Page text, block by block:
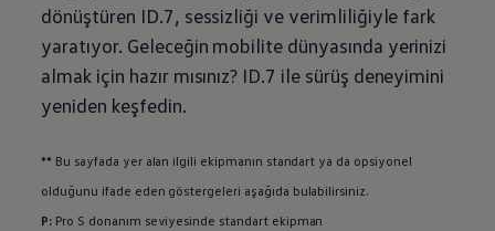
dönüştüren ID.7, sessizliği ve verimliliğiyle fark
yaratıyor. Geleceğin mobilite dünyasında yerinizi
almak için hazır mısınız? ID.7 ile sürüş deneyimini
yeniden keşfedin.
** Bu sayfada yer alan ilgili ekipmanın standart ya da opsiyonel
olduğunu ifade eden göstergeleri aşağıda bulabilirsiniz.
P: Pro S donanım seviyesinde standart ekipman